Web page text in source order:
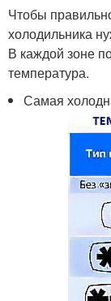
Чтобы
холодильника
В каждой зоне
температура.
Самая